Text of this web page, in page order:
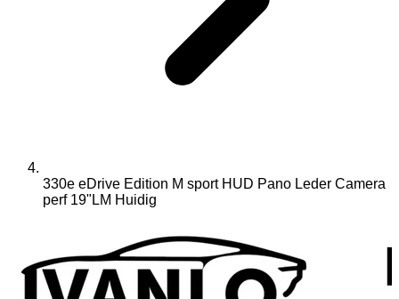
330e eDrive Edition M sport HUD Pano Leder Camera
perf 19"LM Huidig